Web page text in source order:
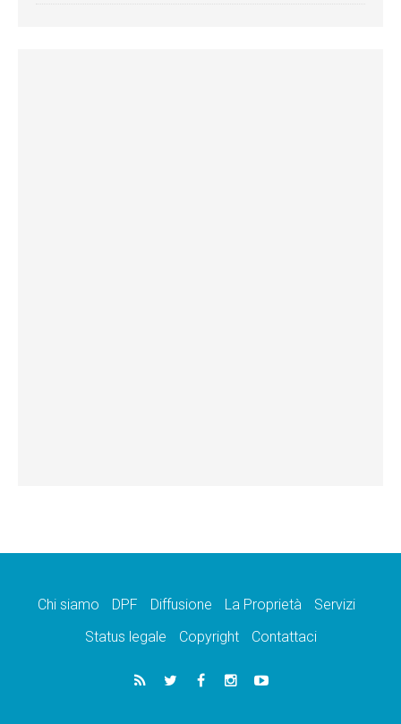
Chi siamo DPF Diffusione La Proprietà
Servizi
Status legale
Copyright Contattaci